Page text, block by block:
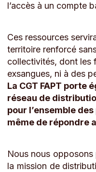
l’accès à un compte
Ces ressources
territoire renforcé
collectivités, dont les
exsangues, ni à des
La CGT FAPT porte
réseau de
pour l’ensemble
même de répondre
Nous nous
la mission de